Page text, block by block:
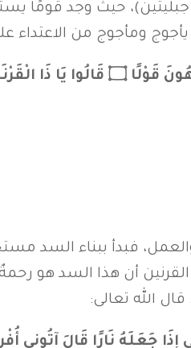
حيث وجد قومًا
ومأجوج من الاعتداء
{حَتَّى إِذَا بَلَغَ بَيْنَ السَّدَّيْنِ وَجَدَ مِنْ
فبدأ ببناء السد
أن هذا السد هو
الله تعالى: